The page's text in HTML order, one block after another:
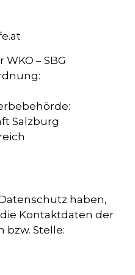
– SBG
Salzburg
haben,
Kontaktdaten der
bzw. Stelle: